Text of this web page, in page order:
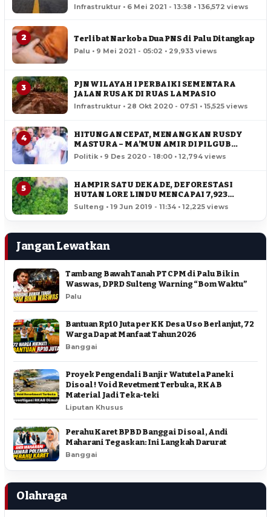
Infrastruktur • 6 Mei 2021 - 13:38 • 136,572 views
2 Terlibat Narkoba Dua PNS di Palu Ditangkap
Palu • 9 Mei 2021 - 05:02 • 29,933 views
3
PJN WILAYAH I PERBAIKI SEMENTARA
JALAN RUSAK DI RUAS LAMPASIO
Infrastruktur • 28 Okt 2020 - 07:51 • 15,525 views
4
HITUNGAN CEPAT, MENANGKAN RUSDY
MASTURA – MA’MUN AMIR DI PILGUB
SULTENG
Politik • 9 Des 2020 - 18:00 • 12,794 views
5
HAMPIR SATU DEKADE, DEFORESTASI
HUTAN LORE LINDU MENCAPAI 7,923
HEKTAR
Sulteng • 19 Jun 2019 - 11:34 • 12,225 views
Jangan Lewatkan
Tambang Bawah Tanah PT CPM di Palu Bikin
Waswas, DPRD Sulteng Warning “Bom Waktu”
Palu
Bantuan Rp10 Juta per KK Desa Uso Berlanjut, 72
Warga Dapat Manfaat Tahun 2026
Banggai
Proyek Pengendali Banjir Watutela Paneki
Disoal ! Void Revetment Terbuka, RKAB
Material Jadi Teka-teki
Liputan Khusus
Perahu Karet BPBD Banggai Disoal, Andi
Maharani Tegaskan: Ini Langkah Darurat
Banggai
Olahraga